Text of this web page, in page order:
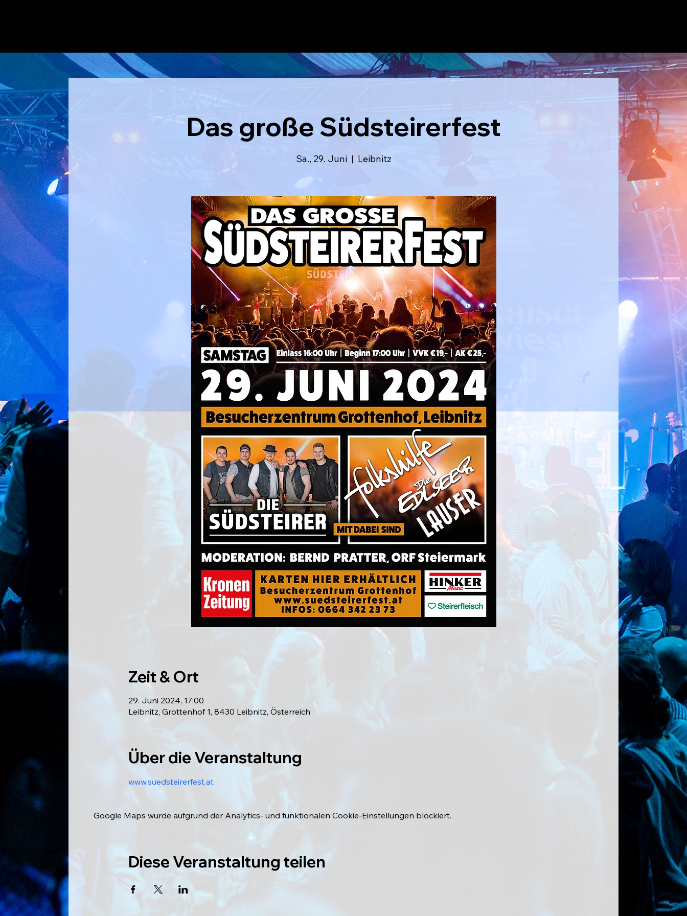
Das große Südsteirerfest
Sa., 29. Juni
  |
Leibnitz
Zeit & Ort
29. Juni 2024, 17:00
Leibnitz, Grottenhof 1, 8430 Leibnitz, Österreich
Über die Veranstaltung
www.suedsteirerfest.at
Google Maps wurde aufgrund der Analytics- und funktionalen Cookie-Einstellungen blockiert.
Diese Veranstaltung teilen